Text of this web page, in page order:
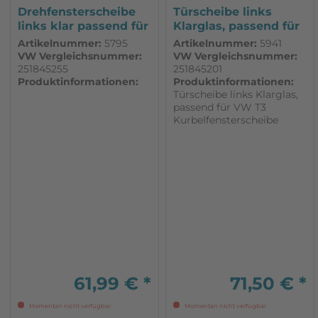
Drehfensterscheibe
links klar passend für
VW T3
Artikelnummer: 5795
VW Vergleichsnummer:
251845255
Produktinformationen:
61,99 € *
Momentan nicht verfügbar
Türscheibe links
Klarglas, passend für
VW T3
Artikelnummer: 5941
VW Vergleichsnummer:
251845201
Produktinformationen:
Türscheibe links Klarglas,
passend für VW T3
Kurbelfensterscheibe
71,50 € *
Momentan nicht verfügbar